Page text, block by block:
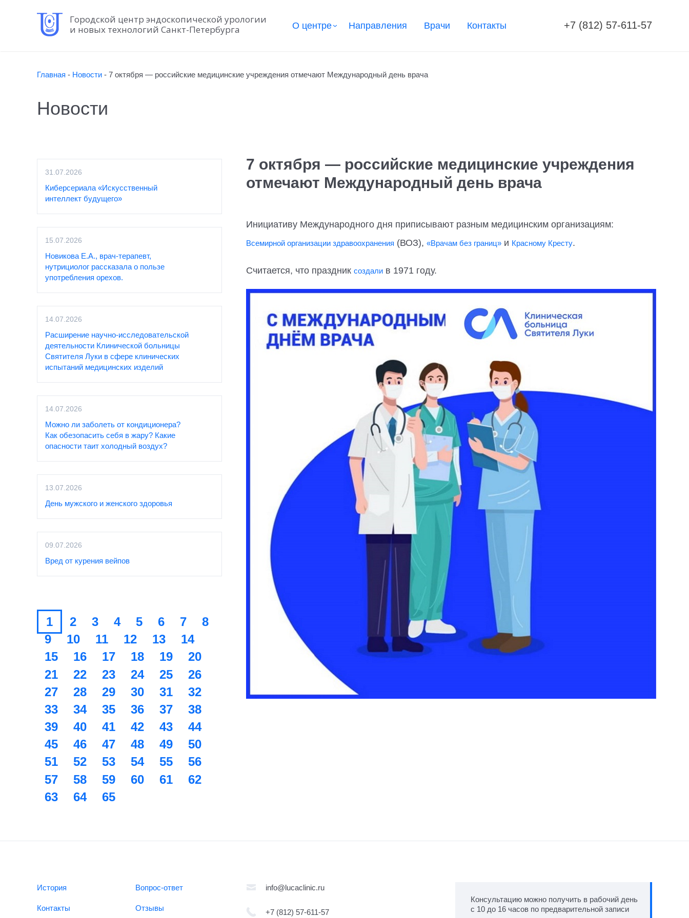
Городской центр эндоскопической урологии
и новых технологий Санкт-Петербурга
О центре Направления Врачи Контакты +7 (812) 57-611-57
Главная - Новости - 7 октября — российские медицинские учреждения отмечают Международный день врача
Новости
31.07.2026
Киберсериала «Искусственный
интеллект будущего»
15.07.2026
Новикова Е.А., врач-терапевт,
нутрициолог рассказала о пользе
употребления орехов.
14.07.2026
Расширение научно-исследовательской
деятельности Клинической больницы
Святителя Луки в сфере клинических
испытаний медицинских изделий
14.07.2026
Можно ли заболеть от кондиционера?
Как обезопасить себя в жару? Какие
опасности таит холодный воздух?
13.07.2026
День мужского и женского здоровья
09.07.2026
Вред от курения вейпов
1 2 3 4 5 6 7
8
9
10 11 12 13
14
15
16 17 18 19
20
21
22 23 24 25
26
27
28 29 30 31
32
33
34 35 36 37
38
39
40 41 42 43
44
45
46 47 48 49
50
51
52 53 54 55
56
57
58 59 60 61
62
63
64 65
7 октября — российские медицинские учреждения
отмечают Международный день врача
Инициативу Международного дня приписывают разным медицинским организациям:
Всемирной организации здравоохранения (ВОЗ), «Врачам без границ» и Красному Кресту.
Считается, что праздник создали в 1971 году.
История Вопрос-ответ
Контакты Отзывы
info@lucaclinic.ru
+7 (812) 57-611-57
Консультацию можно получить в рабочий день
с 10 до 16 часов по предварительной записи